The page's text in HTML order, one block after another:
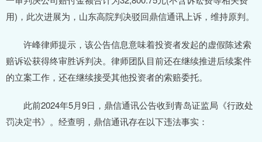
用)，此次进展为，山东高院判决驳回鼎信通讯上诉，维持原判。
许峰律师提示，该公告信息意味着投资者发起的虚假陈述索
赔诉讼获得终审胜诉判决。律师团队目前还在继续推进后续案件
的立案工作，还在继续接受其他投资者的索赔委托。
此前2024年5月9日，鼎信通讯公告收到青岛证监局《行政处
罚决定书》。经查明，鼎信通讯存在以下违法事实：